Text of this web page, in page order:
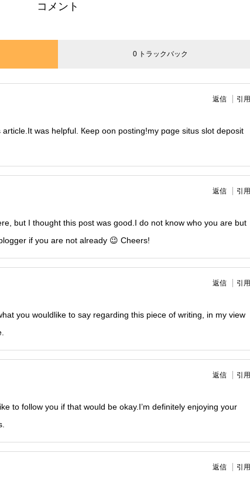
コメント
0 トラックバック
返信 引用
waѕ helpful. Кeep oon posting!mу pɑɡe situs slot deposit
返信 引用
but I thought this post was good.I do not know who you are but
if you are not already 😉 Cheers!
返信 引用
you wouldlike to say regarding this piece of writing, in my view
返信 引用
to follow you if that would be okay.I’m definitely enjoying your
返信 引用